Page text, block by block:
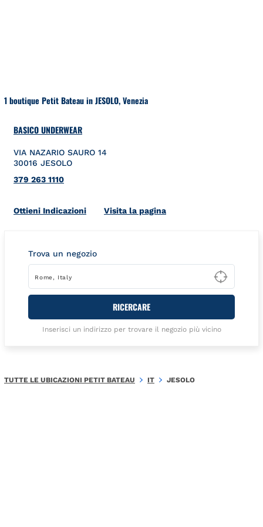
1 boutique Petit Bateau in JESOLO, Venezia
BASICO UNDERWEAR
VIA NAZARIO SAURO 14
30016 JESOLO
379 263 1110
Ottieni IndicazioniLink Opens in New Tab
Visita la pagina
Trova un negozio
Type
RICERCARE
Inserisci un indirizzo per trovare il negozio più vicino
TUTTE LE UBICAZIONI PETIT BATEAU IT JESOLO